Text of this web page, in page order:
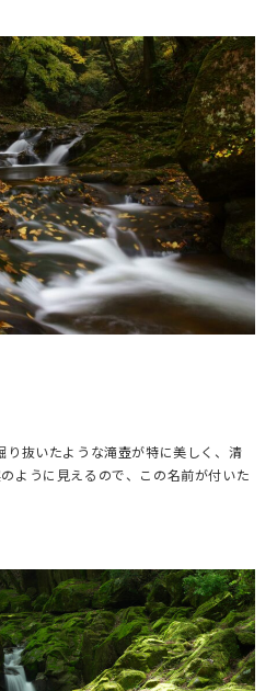
抜いたような滝壺が特に美しく、清
ように見えるので、この名前が付いた